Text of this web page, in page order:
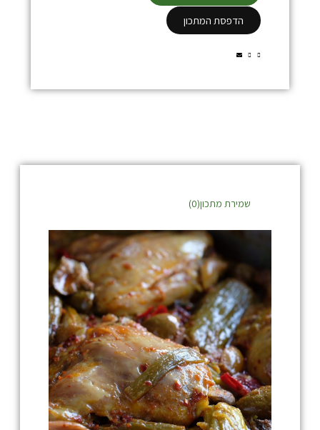
הדפסת המתכון
שמירת מתכון(0
)